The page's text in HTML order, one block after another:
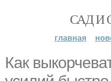
САД И
главная
Как